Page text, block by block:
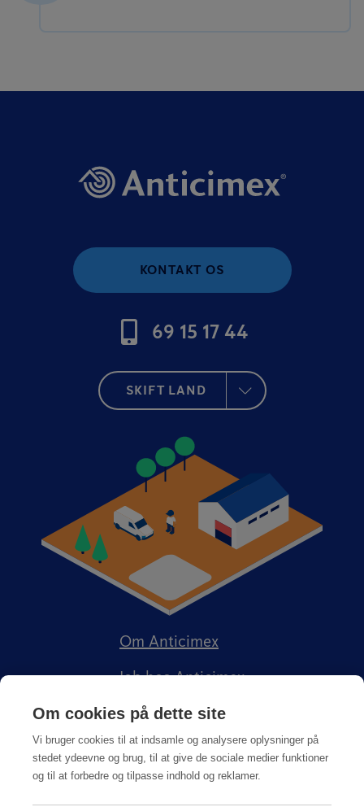
KONTAKT OS
69 15 17 44
SKIFT LAND
Om Anticimex
Job hos Anticimex
Om cookies på dette site
Vi bruger cookies til at indsamle og analysere oplysninger på
stedet ydeevne og brug, til at give de sociale medier funktioner
og til at forbedre og tilpasse indhold og reklamer.